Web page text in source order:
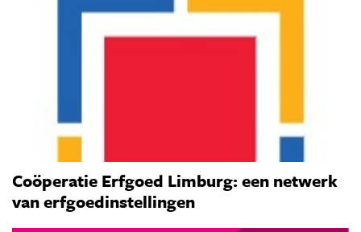
Coöperatie Erfgoed Limburg: een netwerk
van erfgoedinstellingen